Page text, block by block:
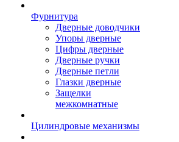
Фурнитура
Дверные доводчики
Упоры дверные
Цифры дверные
Дверные ручки
Дверные петли
Глазки дверные
Защелки
межкомнатные
Цилиндровые механизмы